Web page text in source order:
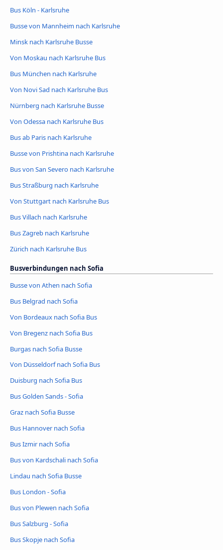
Bus Köln - Karlsruhe
Busse von Mannheim nach Karlsruhe
Minsk nach Karlsruhe Busse
Von Moskau nach Karlsruhe Bus
Bus München nach Karlsruhe
Von Novi Sad nach Karlsruhe Bus
Nürnberg nach Karlsruhe Busse
Von Odessa nach Karlsruhe Bus
Bus ab Paris nach Karlsruhe
Busse von Prishtina nach Karlsruhe
Bus von San Severo nach Karlsruhe
Bus Straßburg nach Karlsruhe
Von Stuttgart nach Karlsruhe Bus
Bus Villach nach Karlsruhe
Bus Zagreb nach Karlsruhe
Zürich nach Karlsruhe Bus
Busverbindungen nach Sofia
Busse von Athen nach Sofia
Bus Belgrad nach Sofia
Von Bordeaux nach Sofia Bus
Von Bregenz nach Sofia Bus
Burgas nach Sofia Busse
Von Düsseldorf nach Sofia Bus
Duisburg nach Sofia Bus
Bus Golden Sands - Sofia
Graz nach Sofia Busse
Bus Hannover nach Sofia
Bus Izmir nach Sofia
Bus von Kardschali nach Sofia
Lindau nach Sofia Busse
Bus London - Sofia
Bus von Plewen nach Sofia
Bus Salzburg - Sofia
Bus Skopje nach Sofia